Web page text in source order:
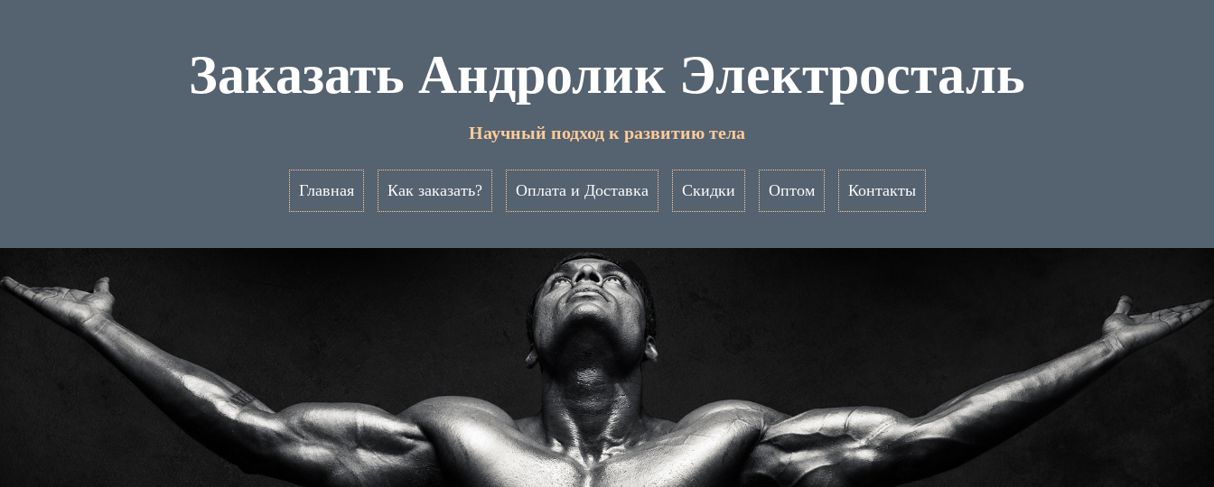
Заказать Андролик Электросталь
Научный подход к развитию тела
Главная Как заказать? Оплата и Доставка Скидки Оптом Контакты